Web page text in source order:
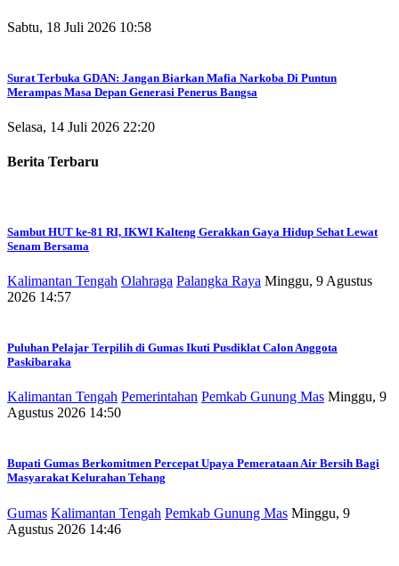
Sabtu, 18 Juli 2026 10:58
Surat Terbuka GDAN: Jangan Biarkan Mafia Narkoba Di Puntun
Merampas Masa Depan Generasi Penerus Bangsa
Selasa, 14 Juli 2026 22:20
Berita Terbaru
Sambut HUT ke-81 RI, IKWI Kalteng Gerakkan Gaya Hidup Sehat Lewat
Senam Bersama
Kalimantan Tengah Olahraga Palangka Raya Minggu, 9 Agustus
2026 14:57
Puluhan Pelajar Terpilih di Gumas Ikuti Pusdiklat Calon Anggota
Paskibaraka
Kalimantan Tengah Pemerintahan Pemkab Gunung Mas Minggu, 9
Agustus 2026 14:50
Bupati Gumas Berkomitmen Percepat Upaya Pemerataan Air Bersih Bagi
Masyarakat Kelurahan Tehang
Gumas Kalimantan Tengah Pemkab Gunung Mas Minggu, 9
Agustus 2026 14:46